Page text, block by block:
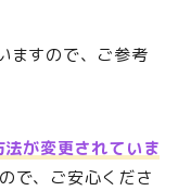
ますので、ご参考
が変更されていま
ので、ご安心くださ